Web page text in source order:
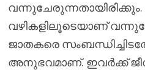
വഴികളിലൂടെയാണ്
ജാതകരെ
അനുഭവമാണ്. ഇവർക്ക്